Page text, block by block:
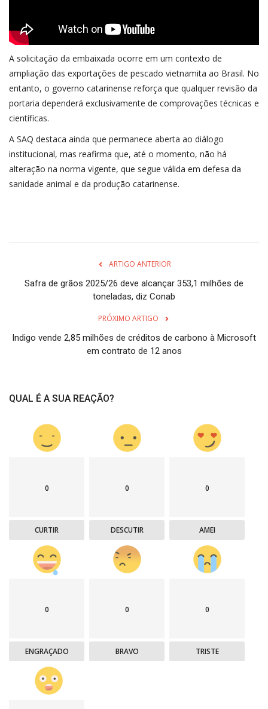
A solicitação da embaixada ocorre em um contexto de
ampliação das exportações de pescado vietnamita ao Brasil. No
entanto, o governo catarinense reforça que qualquer revisão da
portaria dependerá exclusivamente de comprovações técnicas e
científicas.
A SAQ destaca ainda que permanece aberta ao diálogo
institucional, mas reafirma que, até o momento, não há
alteração na norma vigente, que segue válida em defesa da
sanidade animal e da produção catarinense.
ARTIGO ANTERIOR
Safra de grãos 2025/26 deve alcançar 353,1 milhões de
toneladas, diz Conab
PRÓXIMO ARTIGO
Indigo vende 2,85 milhões de créditos de carbono à Microsoft
em contrato de 12 anos
QUAL É A SUA REAÇÃO?
0
CURTIR
0
DESCUTIR
0
AMEI
0
ENGRAÇADO
0
BRAVO
0
TRISTE